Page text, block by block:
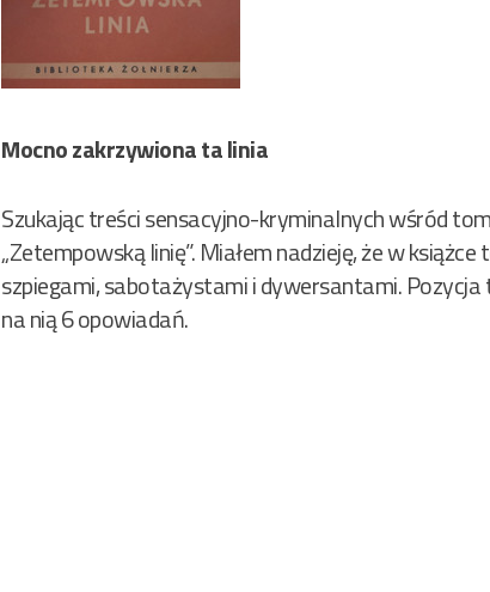
Mocno zakrzywiona ta linia
Szukając treści sensacyjno-kryminalnych wśród
„Zetempowską linię”. Miałem nadzieję, że w
szpiegami, sabotażystami i dywersantami. Pozycja
na nią 6 opowiadań.